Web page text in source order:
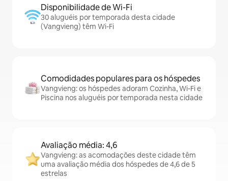
Disponibilidade de Wi-Fi
30 aluguéis por temporada desta cidade
(Vangvieng) têm Wi-Fi
Comodidades populares para os hóspedes
Vangvieng: os hóspedes adoram Cozinha, Wi-Fi e
Piscina nos aluguéis por temporada nesta cidade
Avaliação média: 4,6
Vangvieng: as acomodações deste cidade têm
uma avaliação média dos hóspedes de 4,6 de 5
estrelas